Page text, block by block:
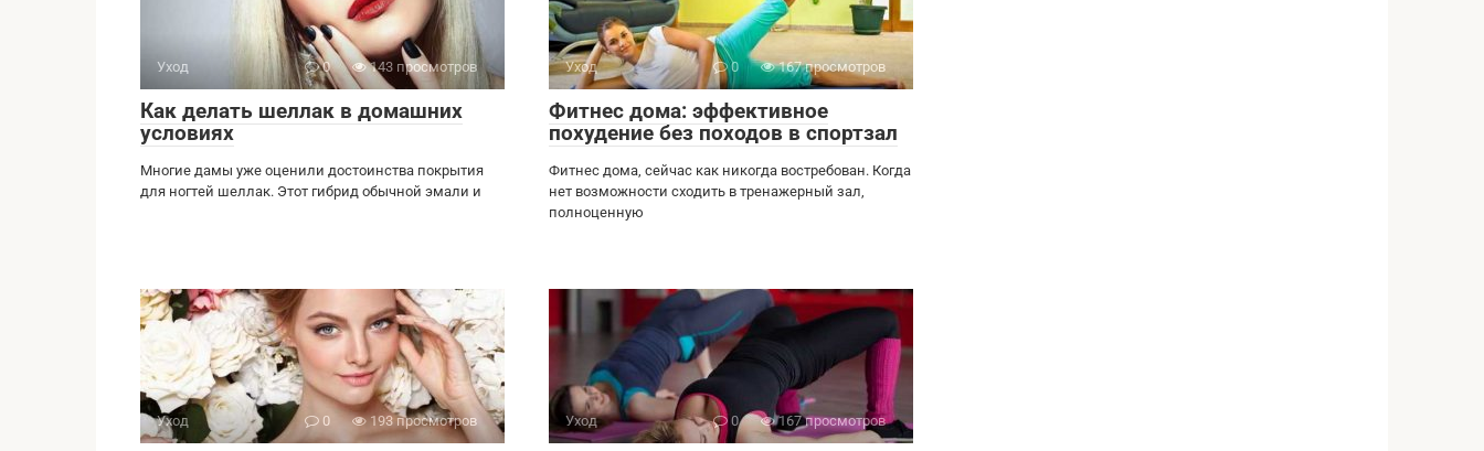
Уход 0 143 просмотров
Как делать шеллак в домашних
условиях
Многие дамы уже оценили достоинства покрытия
для ногтей шеллак. Этот гибрид обычной эмали и
Уход 0 167 просмотров
Фитнес дома: эффективное
похудение без походов в спортзал
Фитнес дома, сейчас как никогда востребован. Когда
нет возможности сходить в тренажерный зал,
полноценную
Уход 0 193 просмотров Уход 0 167 просмотров